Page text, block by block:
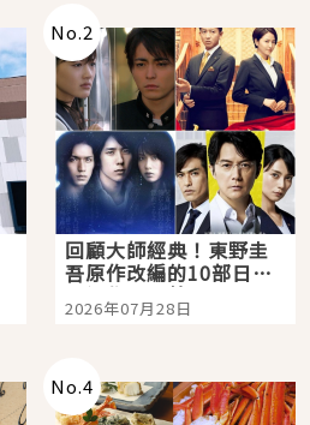
No.2
回顧大師經典！東野圭
吾原作改編的10部日本
影視作品推薦
2026年07月28日
No.4